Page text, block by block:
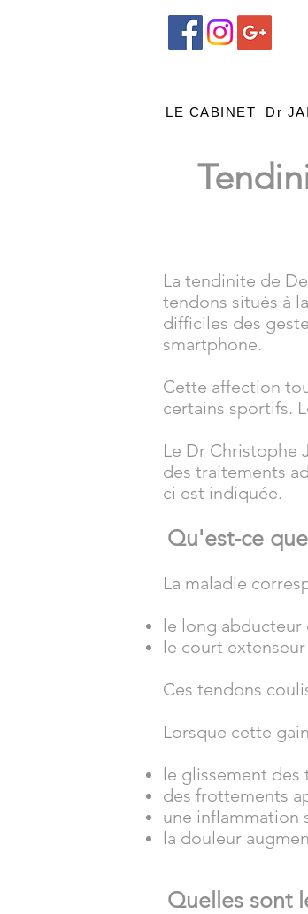
LE CABINET Dr
La tendinite de
tendons situés à
difficiles des
smartphone.
Cette affection
certains sportifs.
Le Dr Christophe
des traitements
ci est indiquée.
Qu'est-ce
La maladie
le long abducteur
le court
Ces tendons
Lorsque cette
le glissement
des frottements
une inflammation
la douleur
Quelles sont